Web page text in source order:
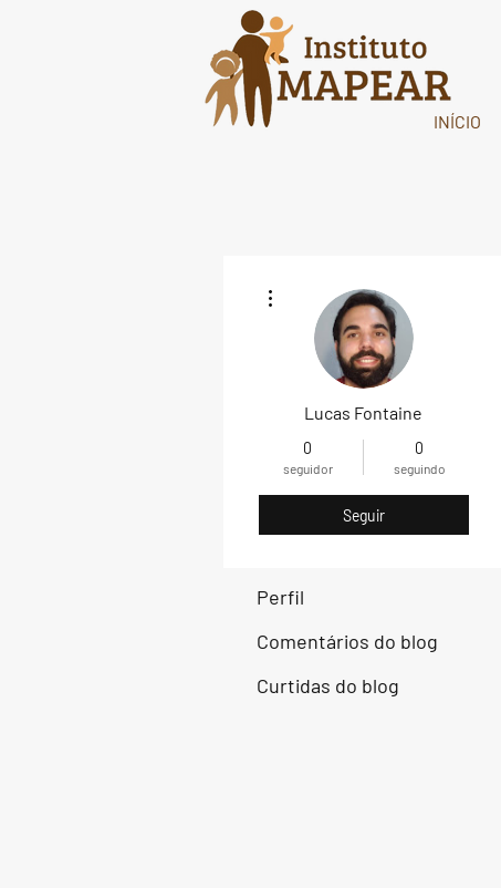
INÍCIO
Lucas Fontaine
0
seguidor
0
seguindo
Seguir
Perfil
Comentários do blog
Curtidas do blog